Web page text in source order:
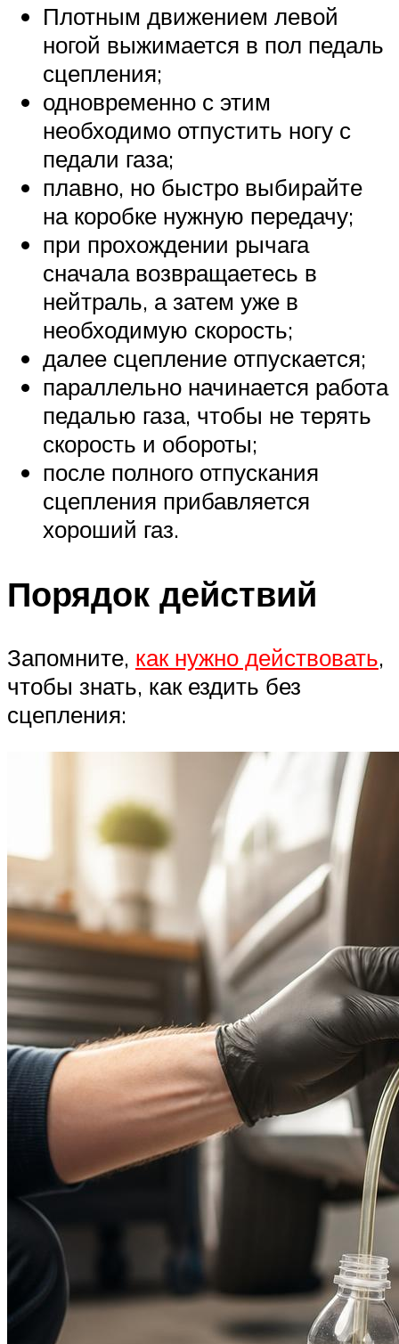
Плотным движением левой
ногой выжимается в пол педаль
сцепления;
одновременно с этим
необходимо отпустить ногу с
педали газа;
плавно, но быстро выбирайте
на коробке нужную передачу;
при прохождении рычага
сначала возвращаетесь в
нейтраль, а затем уже в
необходимую скорость;
далее сцепление отпускается;
параллельно начинается работа
педалью газа, чтобы не терять
скорость и обороты;
после полного отпускания
сцепления прибавляется
хороший газ.
Порядок действий
Запомните, как нужно действовать,
чтобы знать, как ездить без
сцепления: